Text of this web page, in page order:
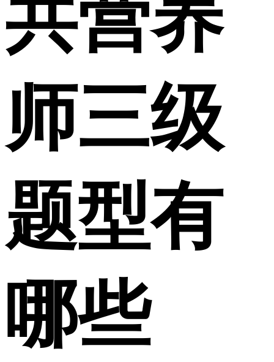
共营养
师三级
题型有
哪些